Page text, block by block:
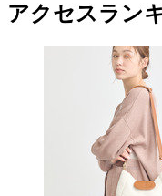
アクセスラン